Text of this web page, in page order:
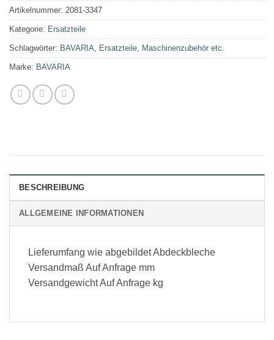
Artikelnummer: 2081-3347
Kategorie: Ersatzteile
Schlagwörter: BAVARIA, Ersatzteile, Maschinenzubehör etc.
Marke: BAVARIA
BESCHREIBUNG
ALLGEMEINE INFORMATIONEN
Lieferumfang wie abgebildet Abdeckbleche
Versandmaß Auf Anfrage mm
Versandgewicht Auf Anfrage kg